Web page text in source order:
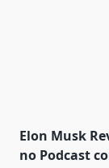
Elon Musk
no Podcast